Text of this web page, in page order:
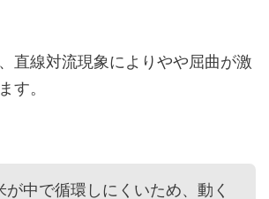
直線対流現象によりやや屈曲が激
す。
が中で循環しにくいため、動く